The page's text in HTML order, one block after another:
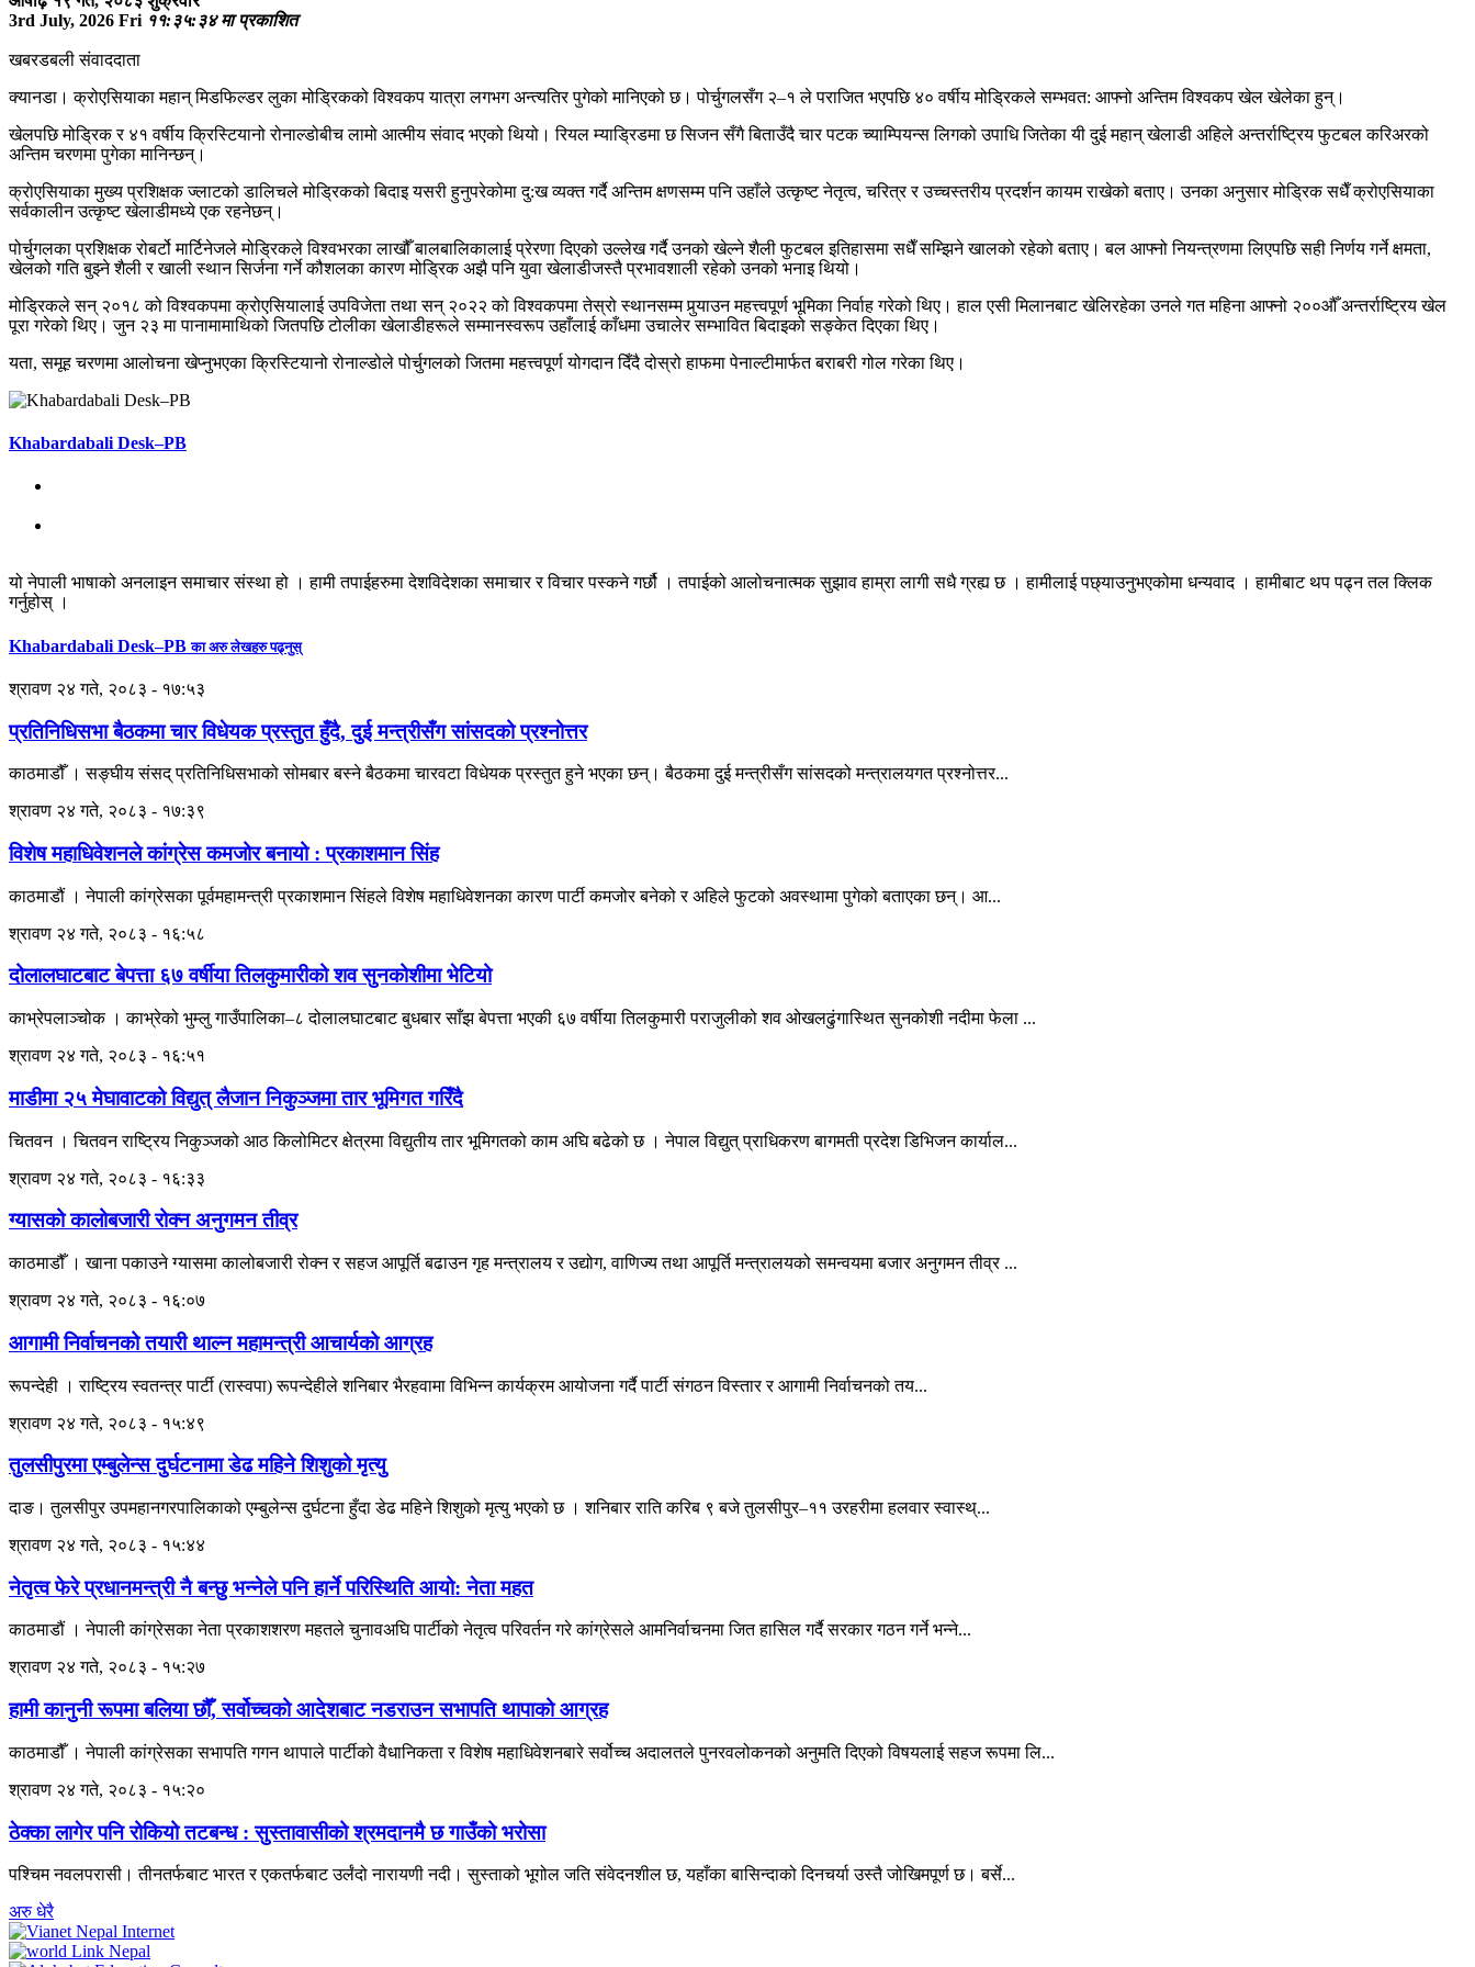
3rd July, 2026 Fri ११:३५:३४ मा प्रकाशित
खबरडबली संवाददाता
क्यानडा। क्रोएसियाका महान् मिडफिल्डर लुका मोड्रिकको विश्वकप यात्रा लगभग अन्त्यतिर पुगेको मानिएको छ। पोर्चुगलसँग २–१ ले पराजित भएपछि ४० वर्षीय मोड्रिकले सम्भवत: आफ्नो अन्तिम विश्वकप खेल खेलेका हुन्।
खेलपछि मोड्रिक र ४१ वर्षीय क्रिस्टियानो रोनाल्डोबीच लामो आत्मीय संवाद भएको थियो। रियल म्याड्रिडमा छ सिजन सँगै बिताउँदै चार पटक च्याम्पियन्स लिगको उपाधि जितेका यी दुई महान् खेलाडी अहिले अन्तर्राष्ट्रिय फुटबल करिअरको
अन्तिम चरणमा पुगेका मानिन्छन्।
क्रोएसियाका मुख्य प्रशिक्षक ज्लाटको डालिचले मोड्रिकको बिदाइ यसरी हुनुपरेकोमा दु:ख व्यक्त गर्दै अन्तिम क्षणसम्म पनि उहाँले उत्कृष्ट नेतृत्व, चरित्र र उच्चस्तरीय प्रदर्शन कायम राखेको बताए। उनका अनुसार मोड्रिक सधैँ क्रोएसियाका
सर्वकालीन उत्कृष्ट खेलाडीमध्ये एक रहनेछन्।
पोर्चुगलका प्रशिक्षक रोबर्टो मार्टिनेजले मोड्रिकले विश्वभरका लाखौँ बालबालिकालाई प्रेरणा दिएको उल्लेख गर्दै उनको खेल्ने शैली फुटबल इतिहासमा सधैँ सम्झिने खालको रहेको बताए। बल आफ्नो नियन्त्रणमा लिएपछि सही निर्णय गर्ने क्षमता,
खेलको गति बुझ्ने शैली र खाली स्थान सिर्जना गर्ने कौशलका कारण मोड्रिक अझै पनि युवा खेलाडीजस्तै प्रभावशाली रहेको उनको भनाइ थियो।
मोड्रिकले सन् २०१८ को विश्वकपमा क्रोएसियालाई उपविजेता तथा सन् २०२२ को विश्वकपमा तेस्रो स्थानसम्म पुर्‍याउन महत्त्वपूर्ण भूमिका निर्वाह गरेको थिए। हाल एसी मिलानबाट खेलिरहेका उनले गत महिना आफ्नो २००औँ अन्तर्राष्ट्रिय खेल
पूरा गरेको थिए। जुन २३ मा पानामामाथिको जितपछि टोलीका खेलाडीहरूले सम्मानस्वरूप उहाँलाई काँधमा उचालेर सम्भावित बिदाइको सङ्केत दिएका थिए।
यता, समूह चरणमा आलोचना खेप्नुभएका क्रिस्टियानो रोनाल्डोले पोर्चुगलको जितमा महत्त्वपूर्ण योगदान दिँदै दोस्रो हाफमा पेनाल्टीमार्फत बराबरी गोल गरेका थिए।
Khabardabali Desk–PB
यो नेपाली भाषाको अनलाइन समाचार संस्था हो । हामी तपाईहरुमा देशविदेशका समाचार र विचार पस्कने गर्छौ । तपाईको आलोचनात्मक सुझाव हाम्रा लागी सधै ग्रह्य छ । हामीलाई पछ्याउनुभएकोमा धन्यवाद । हामीबाट थप पढ्न तल क्लिक
गर्नुहोस् ।
Khabardabali Desk–PBका अरु लेखहरु पढ्नुस्
श्रावण २४ गते, २०८३ - १७:५३
प्रतिनिधिसभा बैठकमा चार विधेयक प्रस्तुत हुँदै, दुई मन्त्रीसँग सांसदको प्रश्नोत्तर
काठमाडौँ । सङ्घीय संसद् प्रतिनिधिसभाको सोमबार बस्ने बैठकमा चारवटा विधेयक प्रस्तुत हुने भएका छन्। बैठकमा दुई मन्त्रीसँग सांसदको मन्त्रालयगत प्रश्नोत्तर...
श्रावण २४ गते, २०८३ - १७:३९
विशेष महाधिवेशनले कांग्रेस कमजोर बनायो : प्रकाशमान सिंह
काठमाडौं । नेपाली कांग्रेसका पूर्वमहामन्त्री प्रकाशमान सिंहले विशेष महाधिवेशनका कारण पार्टी कमजोर बनेको र अहिले फुटको अवस्थामा पुगेको बताएका छन्। आ...
श्रावण २४ गते, २०८३ - १६:५८
दोलालघाटबाट बेपत्ता ६७ वर्षीया तिलकुमारीको शव सुनकोशीमा भेटियो
काभ्रेपलाञ्चोक । काभ्रेको भुम्लु गाउँपालिका–८ दोलालघाटबाट बुधबार साँझ बेपत्ता भएकी ६७ वर्षीया तिलकुमारी पराजुलीको शव ओखलढुंगास्थित सुनकोशी नदीमा फेला ...
श्रावण २४ गते, २०८३ - १६:५१
माडीमा २५ मेघावाटको विद्युत् लैजान निकुञ्जमा तार भूमिगत गरिँदै
चितवन । चितवन राष्ट्रिय निकुञ्जको आठ किलोमिटर क्षेत्रमा विद्युतीय तार भूमिगतको काम अघि बढेको छ । नेपाल विद्युत् प्राधिकरण बागमती प्रदेश डिभिजन कार्याल...
श्रावण २४ गते, २०८३ - १६:३३
ग्यासको कालोबजारी रोक्न अनुगमन तीव्र
काठमाडौँ । खाना पकाउने ग्यासमा कालोबजारी रोक्न र सहज आपूर्ति बढाउन गृह मन्त्रालय र उद्योग, वाणिज्य तथा आपूर्ति मन्त्रालयको समन्वयमा बजार अनुगमन तीव्र ...
श्रावण २४ गते, २०८३ - १६:०७
आगामी निर्वाचनको तयारी थाल्न महामन्त्री आचार्यको आग्रह
रूपन्देही । राष्ट्रिय स्वतन्त्र पार्टी (रास्वपा) रूपन्देहीले शनिबार भैरहवामा विभिन्न कार्यक्रम आयोजना गर्दै पार्टी संगठन विस्तार र आगामी निर्वाचनको तय...
श्रावण २४ गते, २०८३ - १५:४९
तुलसीपुरमा एम्बुलेन्स दुर्घटनामा डेढ महिने शिशुको मृत्यु
दाङ। तुलसीपुर उपमहानगरपालिकाको एम्बुलेन्स दुर्घटना हुँदा डेढ महिने शिशुको मृत्यु भएको छ । शनिबार राति करिब ९ बजे तुलसीपुर–११ उरहरीमा हलवार स्वास्थ्...
श्रावण २४ गते, २०८३ - १५:४४
नेतृत्व फेरे प्रधानमन्त्री नै बन्छु भन्नेले पनि हार्ने परिस्थिति आयो: नेता महत
काठमाडौं । नेपाली कांग्रेसका नेता प्रकाशशरण महतले चुनावअघि पार्टीको नेतृत्व परिवर्तन गरे कांग्रेसले आमनिर्वाचनमा जित हासिल गर्दै सरकार गठन गर्ने भन्ने...
श्रावण २४ गते, २०८३ - १५:२७
हामी कानुनी रूपमा बलिया छौँ, सर्वोच्चको आदेशबाट नडराउन सभापति थापाको आग्रह
काठमाडौँ । नेपाली कांग्रेसका सभापति गगन थापाले पार्टीको वैधानिकता र विशेष महाधिवेशनबारे सर्वोच्च अदालतले पुनरवलोकनको अनुमति दिएको विषयलाई सहज रूपमा लि...
श्रावण २४ गते, २०८३ - १५:२०
ठेक्का लागेर पनि रोकियो तटबन्ध : सुस्तावासीको श्रमदानमै छ गाउँको भरोसा
पश्चिम नवलपरासी। तीनतर्फबाट भारत र एकतर्फबाट उर्लंदो नारायणी नदी। सुस्ताको भूगोल जति संवेदनशील छ, यहाँका बासिन्दाको दिनचर्या उस्तै जोखिमपूर्ण छ। बर्से...
अरु धेरै